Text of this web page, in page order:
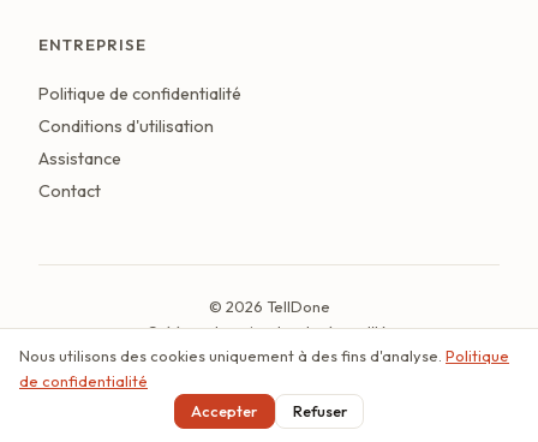
ENTREPRISE
Politique de confidentialité
Conditions d'utilisation
Assistance
Contact
© 2026 TellDone
Créé par la voix, structuré par l'IA.
Dernière mise à jour : juillet 2026
Nous utilisons des cookies uniquement à des fins d'analyse. Politique
de confidentialité
Accepter
Refuser